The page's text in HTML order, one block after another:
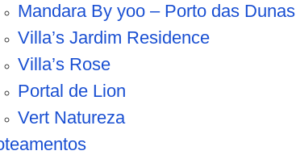
Mandara By yoo – Porto das Dunas
Villa’s Jardim Residence
Villa’s Rose
Portal de Lion
Vert Natureza